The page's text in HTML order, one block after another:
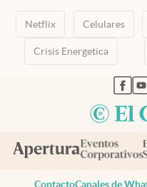
Netflix Celulares
Crisis Energetica
ContactoCanales de